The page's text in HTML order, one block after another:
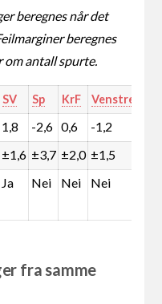
beregnes når det
beregnes
antall spurte.
SV Sp KrF Venstre
1,8 -2,6 0,6 -1,2
±1,6 ±3,7 ±2,0 ±1,5
Ja Nei Nei Nei
fra samme